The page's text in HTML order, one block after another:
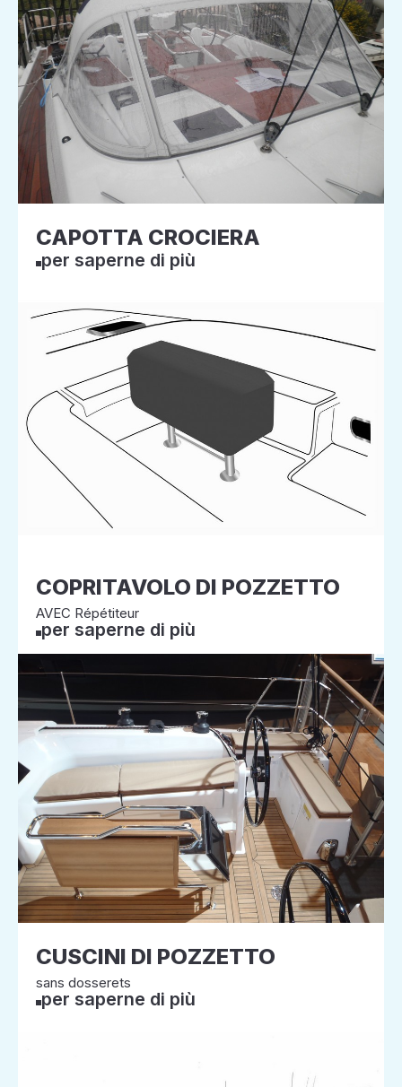
CAPOTTA CROCIERA
per saperne di più
COPRITAVOLO DI POZZETTO
AVEC Répétiteur
per saperne di più
CUSCINI DI POZZETTO
sans dosserets
per saperne di più